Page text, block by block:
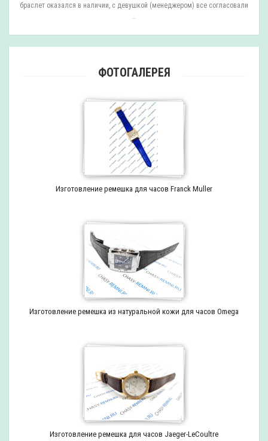
браслет оказался в наличии, с девушкой (менеджером) все согласовали
..
ФОТОГАЛЕРЕЯ
Изготовление ремешка для часов Franck Muller
Изготовление ремешка из натуральной кожи для часов Omega
Изготовление ремешка для часов Jaeger-LeCoultre